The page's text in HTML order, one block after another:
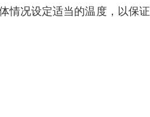
情况设定适当的温度，以保